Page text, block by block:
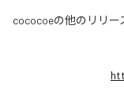
cococoeの他のリリー